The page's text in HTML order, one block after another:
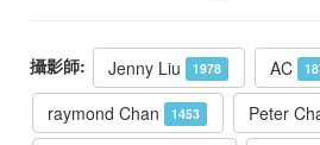
攝影師: Jenny Liu 1978 AC
raymond Chan 1453 Peter